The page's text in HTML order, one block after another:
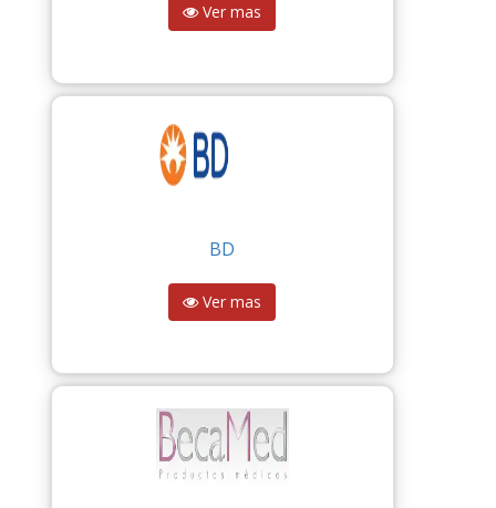
Ver mas
BD
Ver mas